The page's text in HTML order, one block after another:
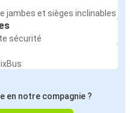
jambes et sièges inclinables
sécurité
en notre compagnie ?